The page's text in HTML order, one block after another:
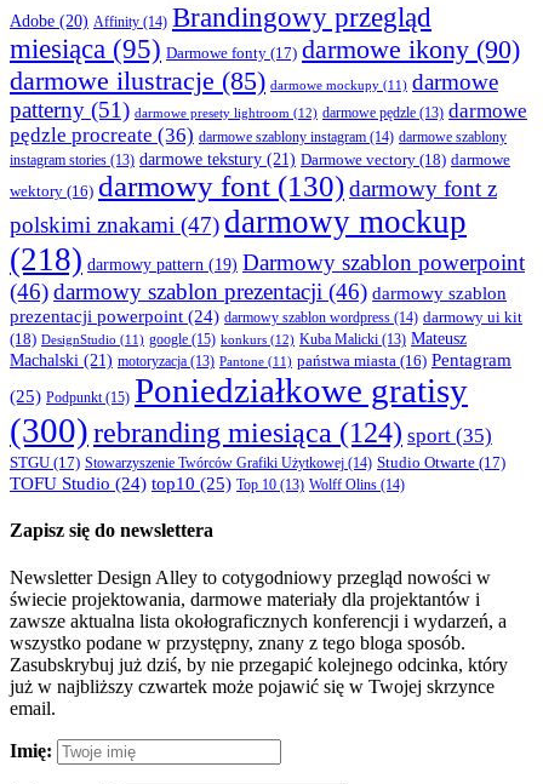
Adobe (20) Affinity (14) Brandingowy przegląd
miesiąca (95) Darmowe fonty (17) darmowe ikony (90)
darmowe ilustracje (85) darmowe mockupy (11) darmowe
patterny (51) darmowe presety lightroom (12) darmowe pędzle (13) darmowe
pędzle procreate (36) darmowe szablony instagram (14) darmowe szablony
instagram stories (13) darmowe tekstury (21) Darmowe vectory (18) darmowe
wektory (16) darmowy font (130)darmowy font z
polskimi znakami (47) darmowy mockup
(218) darmowy pattern (19) Darmowy szablon powerpoint
(46)darmowy szablon prezentacji (46) darmowy szablon
prezentacji powerpoint (24) darmowy szablon wordpress (14) darmowy ui kit
(18) DesignStudio (11) google (15) konkurs (12) Kuba Malicki (13) Mateusz
Machalski (21) motoryzacja (13) Pantone (11) państwa miasta (16) Pentagram
(25) Podpunkt(15) Poniedziałkowe gratisy
(300)rebranding miesiąca (124) sport (35)
STGU (17) Stowarzyszenie Twórców Grafiki Użytkowej (14) Studio Otwarte (17)
TOFU Studio (24) top10 (25) Top 10 (13) Wolff Olins (14)
Zapisz się do newslettera
Newsletter Design Alley to cotygodniowy przegląd nowości w
świecie projektowania, darmowe materiały dla projektantów i
zawsze aktualna lista okołograficznych konferencji i wydarzeń, a
wszystko podane w przystępny, znany z tego bloga sposób.
Zasubskrybuj już dziś, by nie przegapić kolejnego odcinka, który
już w najbliższy czwartek może pojawić się w Twojej skrzynce
email.
Imię: